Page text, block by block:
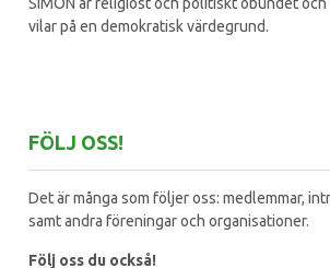
vilar på en demokratisk värdegrund.
FÖLJ OSS!
Det är många som följer oss: medlemmar,
samt andra föreningar och organisationer.
Följ oss du också!